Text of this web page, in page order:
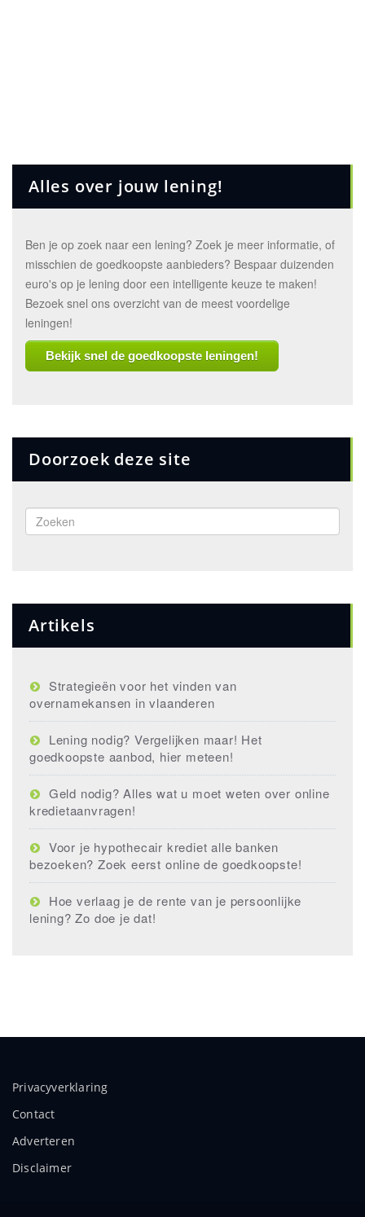
Alles over jouw lening!
Ben je op zoek naar een lening? Zoek je meer informatie, of
misschien de goedkoopste aanbieders? Bespaar duizenden
euro's op je lening door een intelligente keuze te maken!
Bezoek snel ons overzicht van de meest voordelige
leningen!
Bekijk snel de goedkoopste leningen!
Doorzoek deze site
Artikels
Strategieën voor het vinden van
overnamekansen in vlaanderen
Lening nodig? Vergelijken maar! Het
goedkoopste aanbod, hier meteen!
Geld nodig? Alles wat u moet weten over online
kredietaanvragen!
Voor je hypothecair krediet alle banken
bezoeken? Zoek eerst online de goedkoopste!
Hoe verlaag je de rente van je persoonlijke
lening? Zo doe je dat!
Privacyverklaring
Contact
Adverteren
Disclaimer